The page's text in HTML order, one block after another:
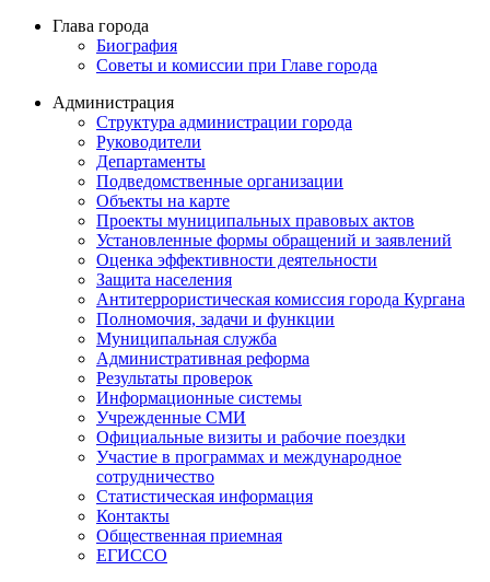
Глава города
Биография
Советы и комиссии при Главе города
Администрация
Структура администрации города
Руководители
Департаменты
Подведомственные организации
Объекты на карте
Проекты муниципальных правовых актов
Установленные формы обращений и заявлений
Оценка эффективности деятельности
Защита населения
Антитеррористическая комиссия города Кургана
Полномочия, задачи и функции
Муниципальная служба
Административная реформа
Результаты проверок
Информационные системы
Учрежденные СМИ
Официальные визиты и рабочие поездки
Участие в программах и международное
сотрудничество
Статистическая информация
Контакты
Общественная приемная
ЕГИССО